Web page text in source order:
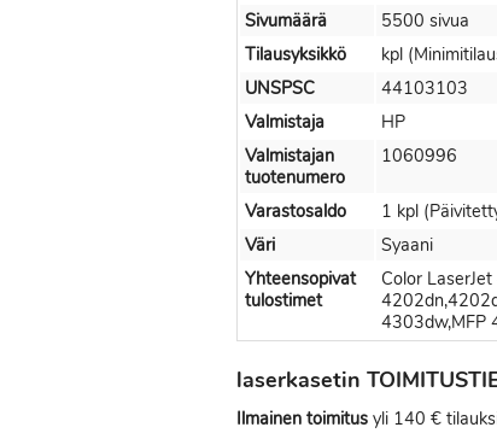
Sivumäärä
5500 sivua
Tilausyksikkö
kpl
UNSPSC
44103103
Valmistaja
HP
Valmistajan
tuotenumero
1060996
Varastosaldo
1 kpl
Väri
Syaani
Yhteensopivat
tulostimet
Color
4303dw,MFP
laserkasetin
Ilmainen toimitus yli 140 €